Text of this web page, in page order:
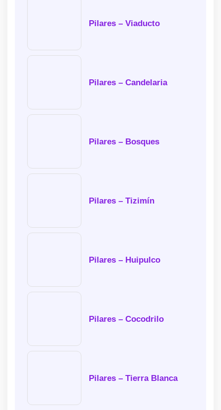
Pilares – Viaducto
Pilares – Candelaria
Pilares – Bosques
Pilares – Tizimín
Pilares – Huipulco
Pilares – Cocodrilo
Pilares – Tierra Blanca